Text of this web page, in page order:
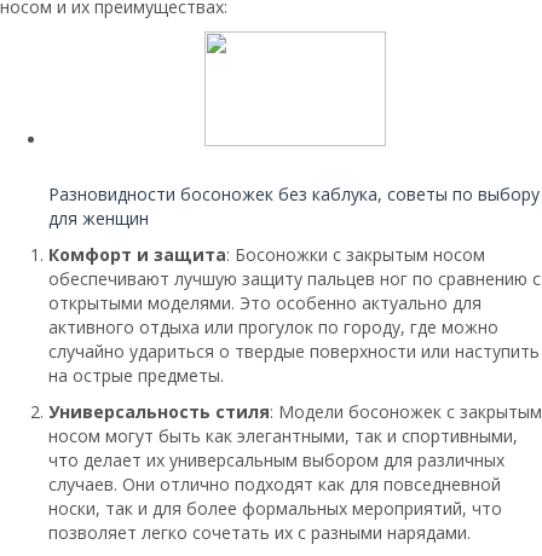
носом и их преимуществах:
Разновидности босоножек без каблука, советы по выбору
для женщин
Комфорт и защита: Босоножки с закрытым носом
обеспечивают лучшую защиту пальцев ног по сравнению с
открытыми моделями. Это особенно актуально для
активного отдыха или прогулок по городу, где можно
случайно удариться о твердые поверхности или наступить
на острые предметы.
Универсальность стиля: Модели босоножек с закрытым
носом могут быть как элегантными, так и спортивными,
что делает их универсальным выбором для различных
случаев. Они отлично подходят как для повседневной
носки, так и для более формальных мероприятий, что
позволяет легко сочетать их с разными нарядами.